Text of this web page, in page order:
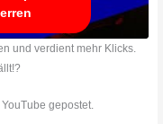
und verdient mehr Klicks.
gepostet.